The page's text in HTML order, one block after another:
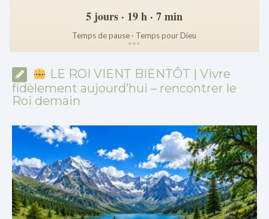
5 jours · 19 h · 7 min
Temps de pause · Temps pour Dieu
***
LE ROI VIENT BIENTÔT | Vivre
fidèlement aujourd’hui – rencontrer le
Roi demain